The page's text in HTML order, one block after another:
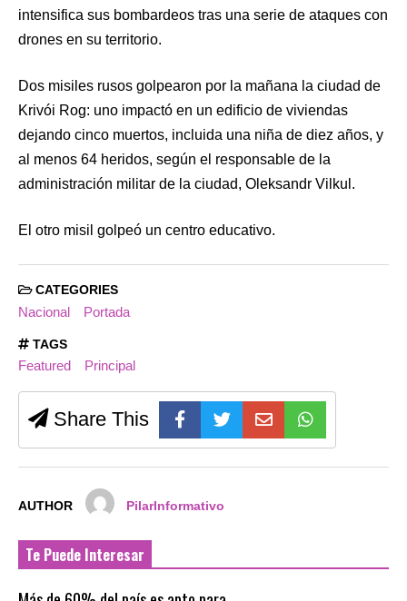
intensifica sus bombardeos tras una serie de ataques con
drones en su territorio.
Dos misiles rusos golpearon por la mañana la ciudad de
Krivói Rog: uno impactó en un edificio de viviendas
dejando cinco muertos, incluida una niña de diez años, y
al menos 64 heridos, según el responsable de la
administración militar de la ciudad, Oleksandr Vilkul.
El otro misil golpeó un centro educativo.
CATEGORIES
Nacional Portada
TAGS
Featured Principal
Share This
AUTHOR PilarInformativo
Te Puede Interesar